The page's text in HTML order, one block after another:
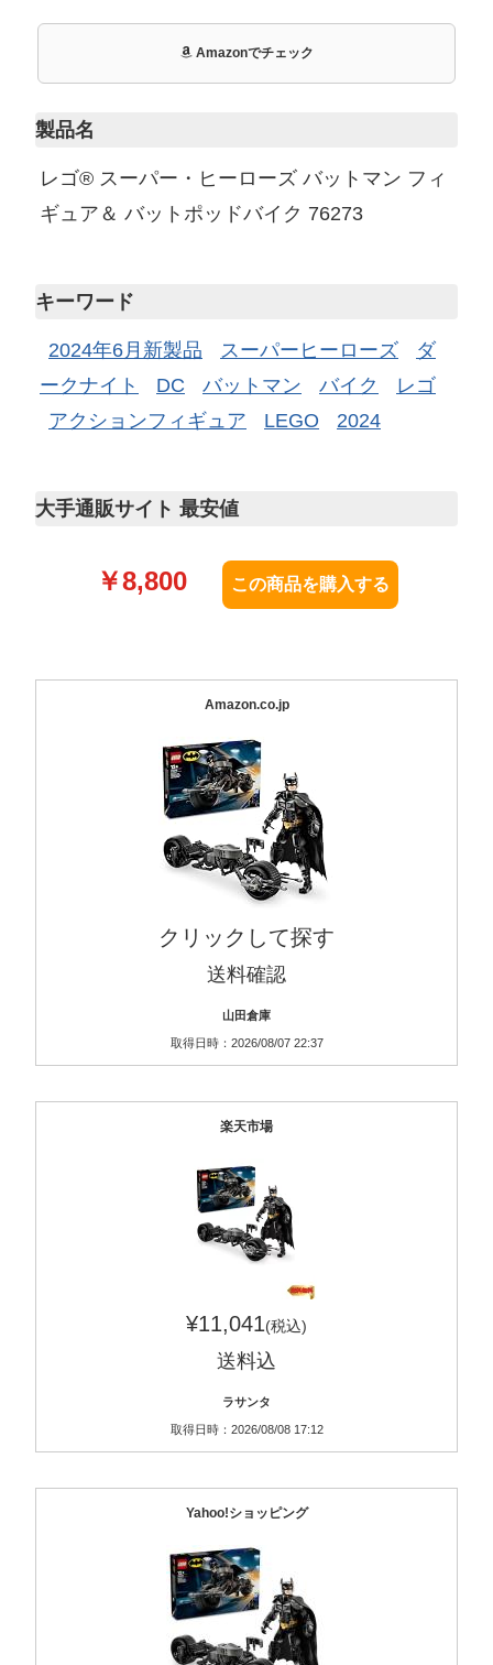
Amazonでチェック
製品名
レゴ® スーパー・ヒーローズ バットマン フィ
ギュア＆ バットポッドバイク 76273
キーワード
2024年6月新製品 スーパーヒーローズ
ダ
ークナイト
DC バットマン バイク
レゴ
アクションフィギュア
LEGO 2024
大手通販サイト 最安値
￥8,800
Amazon.co.jp
クリックして探す
送料確認
山田倉庫
取得日時：2026/08/07 22:37
楽天市場
¥11,041(税込)
送料込
ラサンタ
取得日時：2026/08/08 17:12
Yahoo!ショッピング